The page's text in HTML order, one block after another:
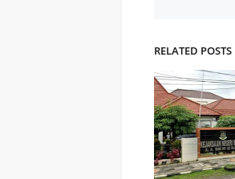
RELATED POSTS